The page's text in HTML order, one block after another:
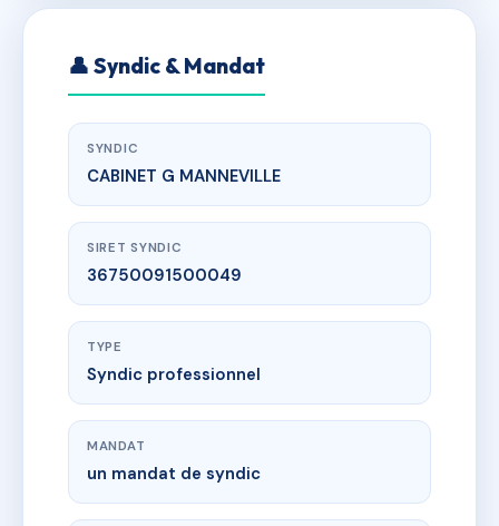
👤 Syndic & Mandat
SYNDIC
CABINET G MANNEVILLE
SIRET SYNDIC
36750091500049
TYPE
Syndic professionnel
MANDAT
un mandat de syndic